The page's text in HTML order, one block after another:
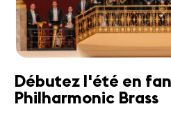
Débutez l'été en
Philharmonic Brass